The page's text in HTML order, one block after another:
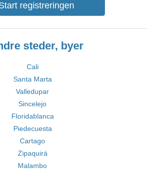
registreringen
steder, byer
Cali
Santa Marta
Valledupar
Sincelejo
Floridablanca
Piedecuesta
Cartago
Zipaquirá
Malambo